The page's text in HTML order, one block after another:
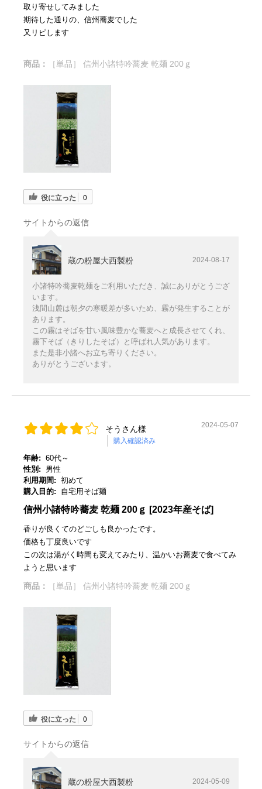
取り寄せしてみました
期待した通りの、信州蕎麦でした
又リピします
商品： ［単品］ 信州小諸特吟蕎麦 乾麺 200ｇ
役に立った 0
サイトからの返信
蔵の粉屋大西製粉 2024-08-17
小諸特吟蕎麦乾麺をご利用いただき、誠にありがとうござ
います。
浅間山麓は朝夕の寒暖差が多いため、霧が発生することが
あります。
この霧はそばを甘い風味豊かな蕎麦へと成長させてくれ、
霧下そば（きりしたそば）と呼ばれ人気があります。
また是非小諸へお立ち寄りください。
ありがとうございます。
そうさん様
購入確認済み
2024-05-07
年齢: 60代～
性別:
男性
利用期間: 初めて
購入目的:
自宅用そば麺
信州小諸特吟蕎麦 乾麺 200ｇ [2023年産そば]
香りが良くてのどごしも良かったです。
価格も丁度良いです
この次は湯がく時間も変えてみたり、温かいお蕎麦で食べてみ
ようと思います
商品： ［単品］ 信州小諸特吟蕎麦 乾麺 200ｇ
役に立った 0
サイトからの返信
蔵の粉屋大西製粉 2024-05-09